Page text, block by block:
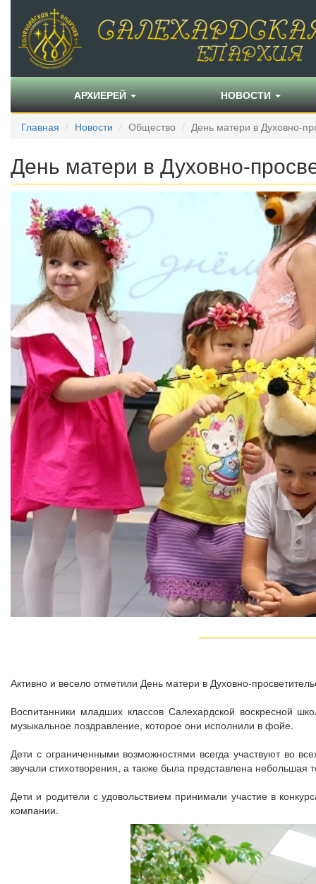
АРХИЕРЕЙ НОВОСТИ
Главная Новости Общество День матери в Духовно-
День матери в Духовно-
Активно и весело отметили День матери в Духовно-
Воспитанники младших классов Салехардской воскресной
музыкальное поздравление, которое они исполнили в фойе.
Дети с ограниченными возможностями всегда участвуют во
звучали стихотворения, а также была представлена небольшая
Дети и родители с удовольствием принимали участие в
компании.